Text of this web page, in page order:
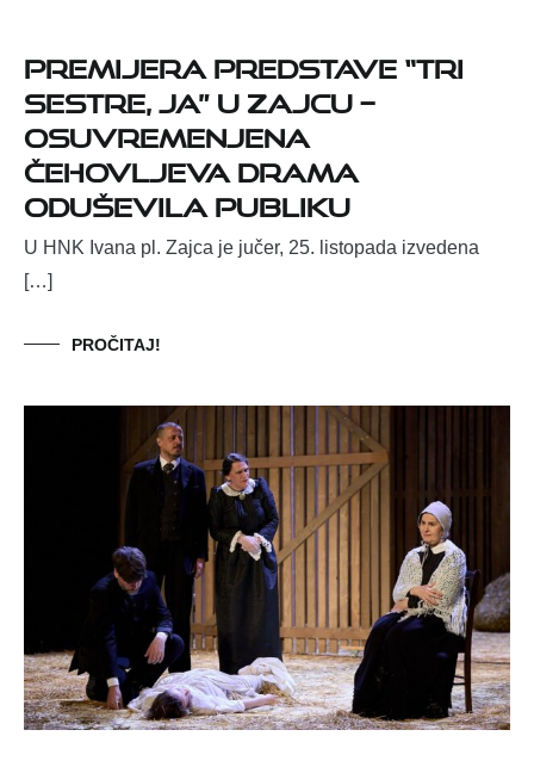
Premijera predstave “Tri
sestre, ja” u Zajcu –
Osuvremenjena
Čehovljeva drama
oduševila publiku
U HNK Ivana pl. Zajca je jučer, 25. listopada izvedena
[…]
PROČITAJ!